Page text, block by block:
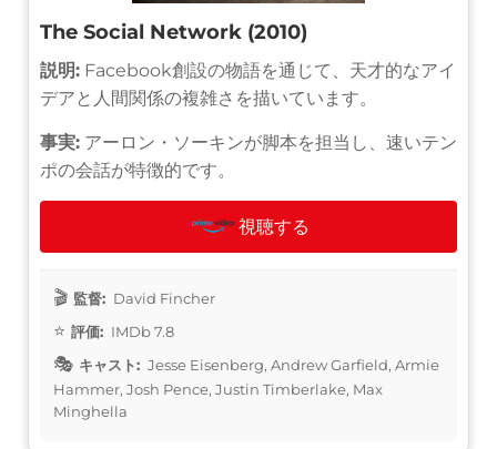
The Social Network (2010)
説明: Facebook創設の物語を通じて、天才的なアイ
デアと人間関係の複雑さを描いています。
事実: アーロン・ソーキンが脚本を担当し、速いテン
ポの会話が特徴的です。
視聴する
監督: David Fincher
評価: IMDb 7.8
キャスト: Jesse Eisenberg, Andrew Garfield, Armie
Hammer, Josh Pence, Justin Timberlake, Max
Minghella